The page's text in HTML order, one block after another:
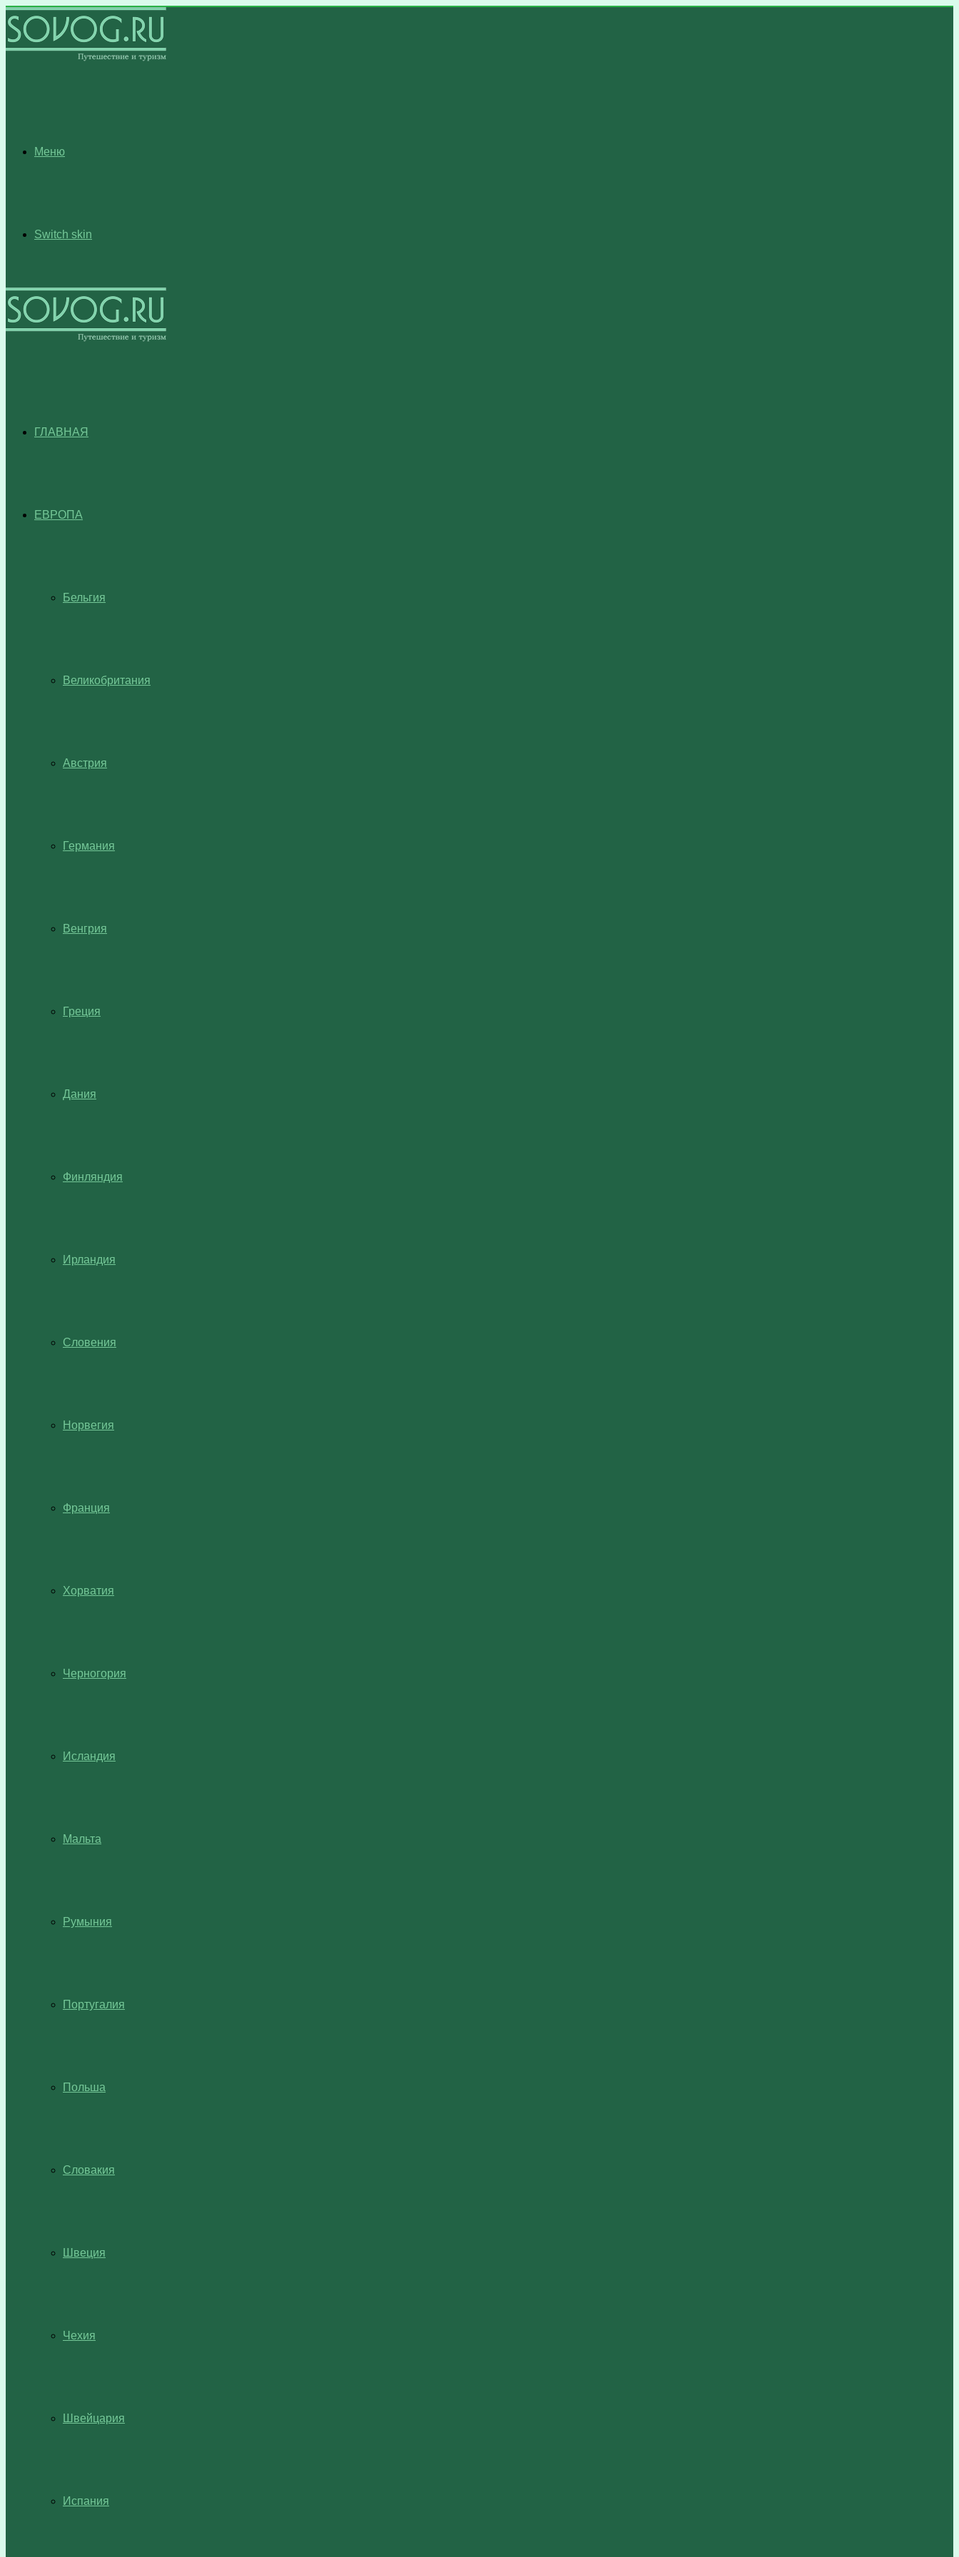
Меню
Switch skin
ГЛАВНАЯ
ЕВРОПА
Бельгия
Великобритания
Австрия
Германия
Венгрия
Греция
Дания
Финляндия
Ирландия
Словения
Норвегия
Франция
Хорватия
Черногория
Исландия
Мальта
Румыния
Португалия
Польша
Словакия
Швеция
Чехия
Швейцария
Испания